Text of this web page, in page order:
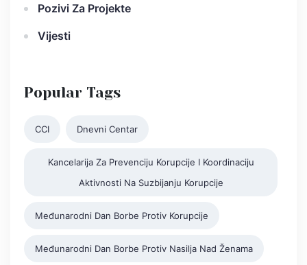
Pozivi Za Projekte
Vijesti
Popular Tags
CCI Dnevni Centar
Kancelarija Za Prevenciju Korupcije I Koordinaciju
Aktivnosti Na Suzbijanju Korupcije
Međunarodni Dan Borbe Protiv Korupcije
Međunarodni Dan Borbe Protiv Nasilja Nad Ženama